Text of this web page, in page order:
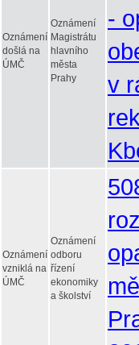
Oznámení
došlá na
ÚMČ
Oznámení
Magistrátu
hlavního
města
Prahy
-
v
Oznámení
vzniklá na
ÚMČ
Oznámení
odboru
řízení
ekonomiky
a školství